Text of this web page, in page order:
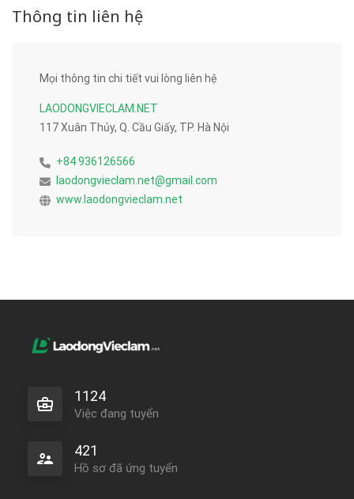
Thông tin liên hệ
Mọi thông tin chi tiết vui lòng liên hệ
LAODONGVIECLAM.NET
117 Xuân Thủy, Q. Cầu Giấy, TP. Hà Nội
+84 936126566
laodongvieclam.net@gmail.com
www.laodongvieclam.net
1124
Việc đang tuyển
421
Hồ sơ đã ứng tuyển